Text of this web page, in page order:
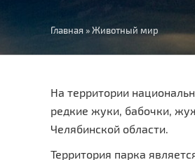
Вы
здесь
Главная»Животный мир
На территории
редкие жуки, бабочки,
Челябинской области.
Территория парка